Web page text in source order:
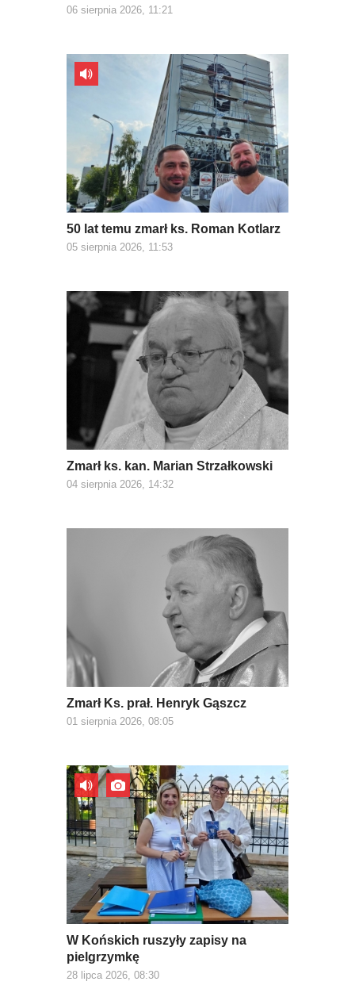
06 sierpnia 2026, 11:21
50 lat temu zmarł ks. Roman Kotlarz
05 sierpnia 2026, 11:53
Zmarł ks. kan. Marian Strzałkowski
04 sierpnia 2026, 14:32
Zmarł Ks. prał. Henryk Gąszcz
01 sierpnia 2026, 08:05
W Końskich ruszyły zapisy na
pielgrzymkę
28 lipca 2026, 08:30